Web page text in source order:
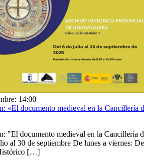
14:00
«El documento medieval en la Cancillería
"El documento medieval en la Cancillería
al 30 de septiembre De lunes a viernes: De
[…]